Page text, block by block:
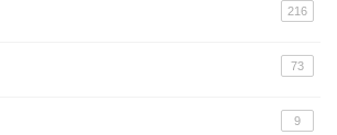
216
73
9